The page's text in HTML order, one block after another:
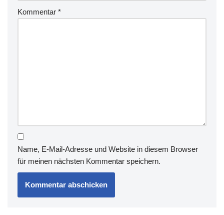
Kommentar *
Name, E-Mail-Adresse und Website in diesem Browser
für meinen nächsten Kommentar speichern.